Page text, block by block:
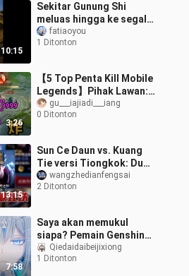
10:15
Sekitar Gunung Shi
meluas hingga ke segala
penjuru
fatiaoyou
1 Ditonton
3:26
【5 Top Penta Kill Mobile
Legends】Pihak Lawan:
Kerusakan ini benar-
benar membuatku
gu___iajiadi___iang
0 Ditonton
13:15
Sun Ce Daun vs. Kuang
Tie versi Tiongkok: Duel
para raja lane,
kemampuan individu Sun
wangzhedianfengsai
2 Ditonton
7:58
Saya akan memukul
siapa? Pemain Genshin
Impact menyaksikan
perkembangan terkini
Qiedaidaibeijixiong
1 Ditonton